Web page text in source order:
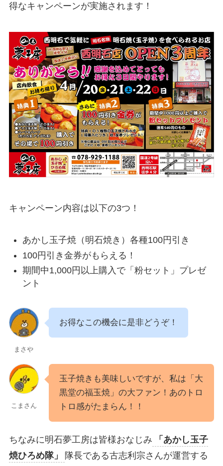
得なキャンペーンが実施されます！
キャンペーン内容は以下の3つ！
あかし玉子焼（明石焼き）各種100円引き
100円引き金券がもらえる！
期間中1,000円以上購入で「粉セット」プレゼ
ント
まさや
お得なこの機会に是非どうぞ！
こまさん
玉子焼きも美味しいですが、私は「大
黒堂の福玉焼」の大ファン！あのトロ
トロ感がたまらん！！
ちなみに明石夢工房は皆様おなじみ
「あかし玉子
焼ひろめ隊」
隊長である古志利宗さんが運営する